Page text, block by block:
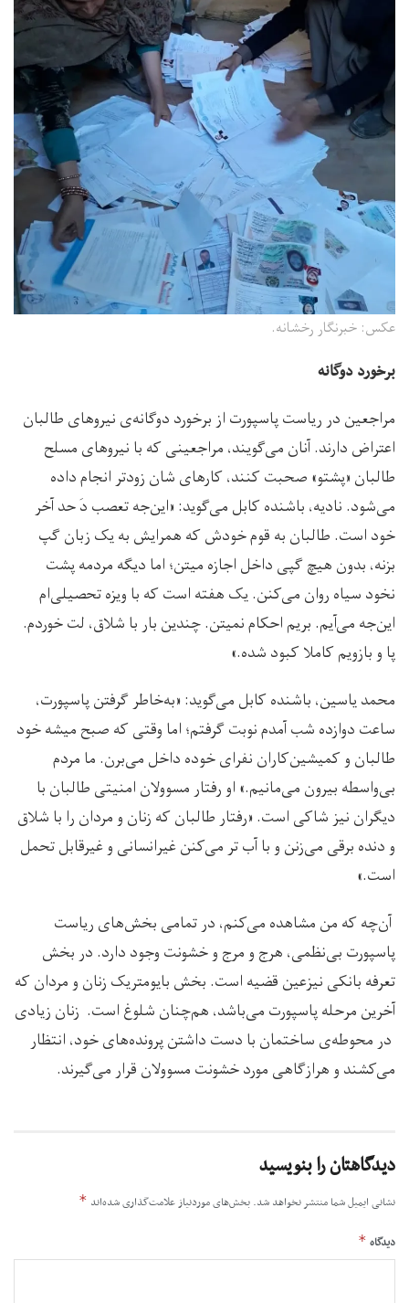
عکس: خبرنگار رخشانه.
برخورد دوگانه
مراجعین در ریاست پاسپورت از برخورد دوگانه‌ی نیروهای طالبان
اعتراض دارند. آنان می‌گویند، مراجعینی که با نیروهای مسلح
طالبان «‌پشتو»‌ صحبت کنند، کارهای شان زودتر انجام داده
می‌شود. نادیه، باشنده کابل می‌گوید: «این‌جه تعصب دَ حد آخر
خود است. طالبان به قوم خودش که همرایش به یک زبان گپ
بزنه، بدون هیچ گپی داخل اجازه میتن؛ اما دیگه مردمه پشت
نخود سیاه روان‌ می‌کنن. یک هفته است که با ویزه تحصیلی‌ام
این‌جه می‌آیم. بریم احکام نمیتن. چندین بار با شلاق، لت خوردم.
پا و بازویم کاملا کبود‌ شده.»
محمد یاسین، باشنده کابل می‌گوید: «به‌خاطر گرفتن پاسپورت،
ساعت دوازده شب آمدم نوبت گرفتم؛ اما وقتی که صبح میشه خود
طالبان و کمیشین‌کاران نفرای خوده داخل می‌برن. ما مردم
بی‌واسطه بیرون می‌مانیم.» او رفتار مسوولان امنیتی طالبان با
دیگران نیز شاکی است. «رفتار طالبان که زنان و مردان را با شلاق
و دنده برقی می‌زنن و با آب تر می‌کنن غیرانسانی و غیرقابل تحمل
است.»
آن‌چه که من مشاهده می‌کنم، در تمامی بخش‌های ریاست
پاسپورت بی‌نظمی، هرج و مرج و خشونت وجود دارد. در بخش
تعرفه بانکی نیزعین قضیه است. بخش بایومتریک زنان و مردان که
آخرین مرحله پاسپورت می‌باشد، هم‌چنان شلوغ است. زنان زیادی
در محوطه‌ی ساختمان با دست داشتن پرونده‌های خود، انتظار
می‌کشند و هرازگاهی مورد خشونت مسوولان قرار می‌گیرند.
دیدگاهتان را بنویسید
نشانی ایمیل شما منتشر نخواهد شد. بخش‌های موردنیاز علامت‌گذاری شده‌اند *
دیدگاه *